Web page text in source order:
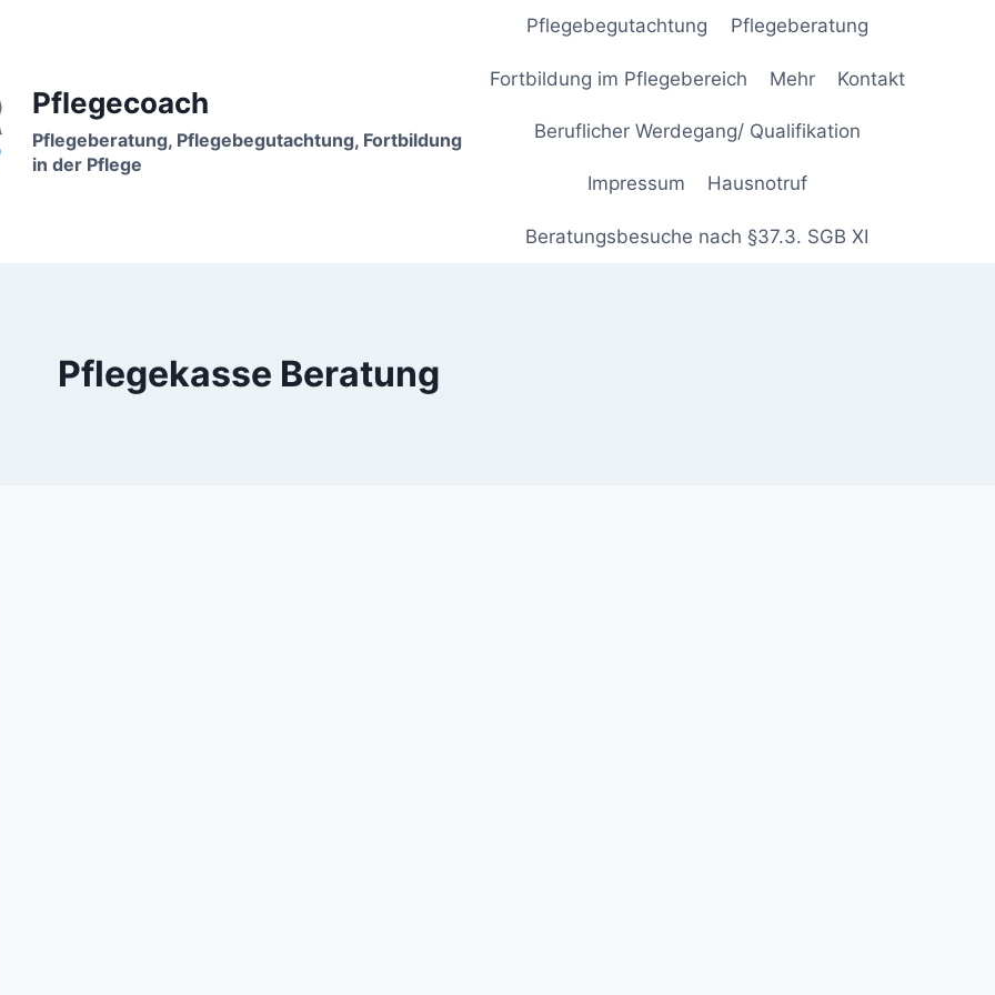
Pflegecoach
Pflegeberatung, Pflegebegutachtung, Fortbildung
in der Pflege
Pflegebegutachtung Pflegeberatung
Fortbildung im Pflegebereich Mehr Kontakt
Beruflicher Werdegang/ Qualifikation
Impressum Hausnotruf
Beratungsbesuche nach §37.3. SGB XI
Pflegekasse Beratung